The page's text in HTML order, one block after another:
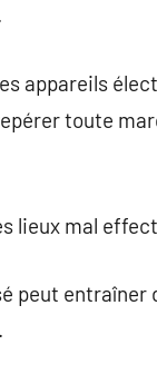
appareils
toute
lieux mal
peut